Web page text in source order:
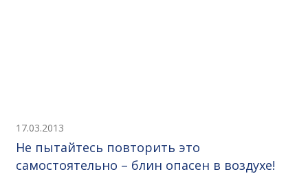
17.03.2013
Не пытайтесь повторить это
самостоятельно – блин опасен в воздухе!